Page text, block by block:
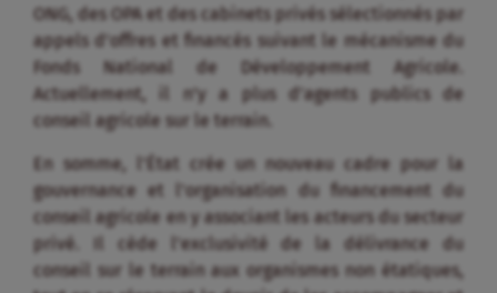
ONG, des OPA et des cabinets privés sélectionnés par
appels d’offres et financés suivant le mécanisme du
Fonds National de Développement Agricole.
Actuellement, il n’y a plus d’agents publics de
conseil agricole sur le terrain.
En somme, l’État crée un nouveau cadre pour la
gouvernance et l’organisation du financement du
conseil agricole en y associant les acteurs du secteur
privé. Il cède l’exclusivité de la délivrance du
conseil sur le terrain aux organismes non étatiques,